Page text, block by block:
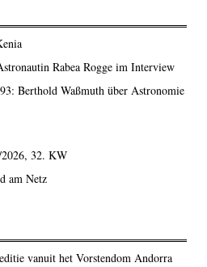
Rabea Rogge im Interview
Berthold Waßmuth über Astronomie
2026, 32. KW
am Netz
vanuit het Vorstendom Andorra